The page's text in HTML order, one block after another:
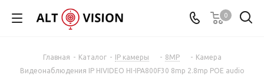
0
Главная - Каталог - IP камеры - 8MP - Камера
Видеонаблюдения IP HIVIDEO HI-IPA800F30 8mp 2.8mp POE audio